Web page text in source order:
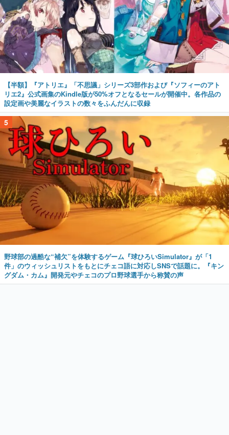
【半額】『アトリエ』「不思議」シリーズ3部作および『ソフィーのアト
リエ2』公式画集のKindle版が50%オフとなるセールが開催中。各作品の
設定画や美麗なイラストの数々をふんだんに収録
5
野球部の過酷な“補欠”を体験するゲーム『球ひろいSimulator』が「1
件」のウィッシュリストをもとにチェコ語に対応しSNSで話題に。『キン
グダム・カム』開発元やチェコのプロ野球選手から称賛の声